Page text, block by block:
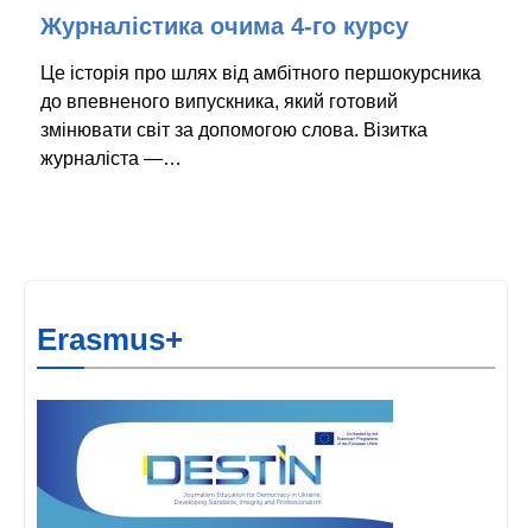
Журналістика очима 4-го курсу
Це історія про шлях від амбітного першокурсника
до впевненого випускника, який готовий
змінювати світ за допомогою слова. Візитка
журналіста —…
Erasmus+